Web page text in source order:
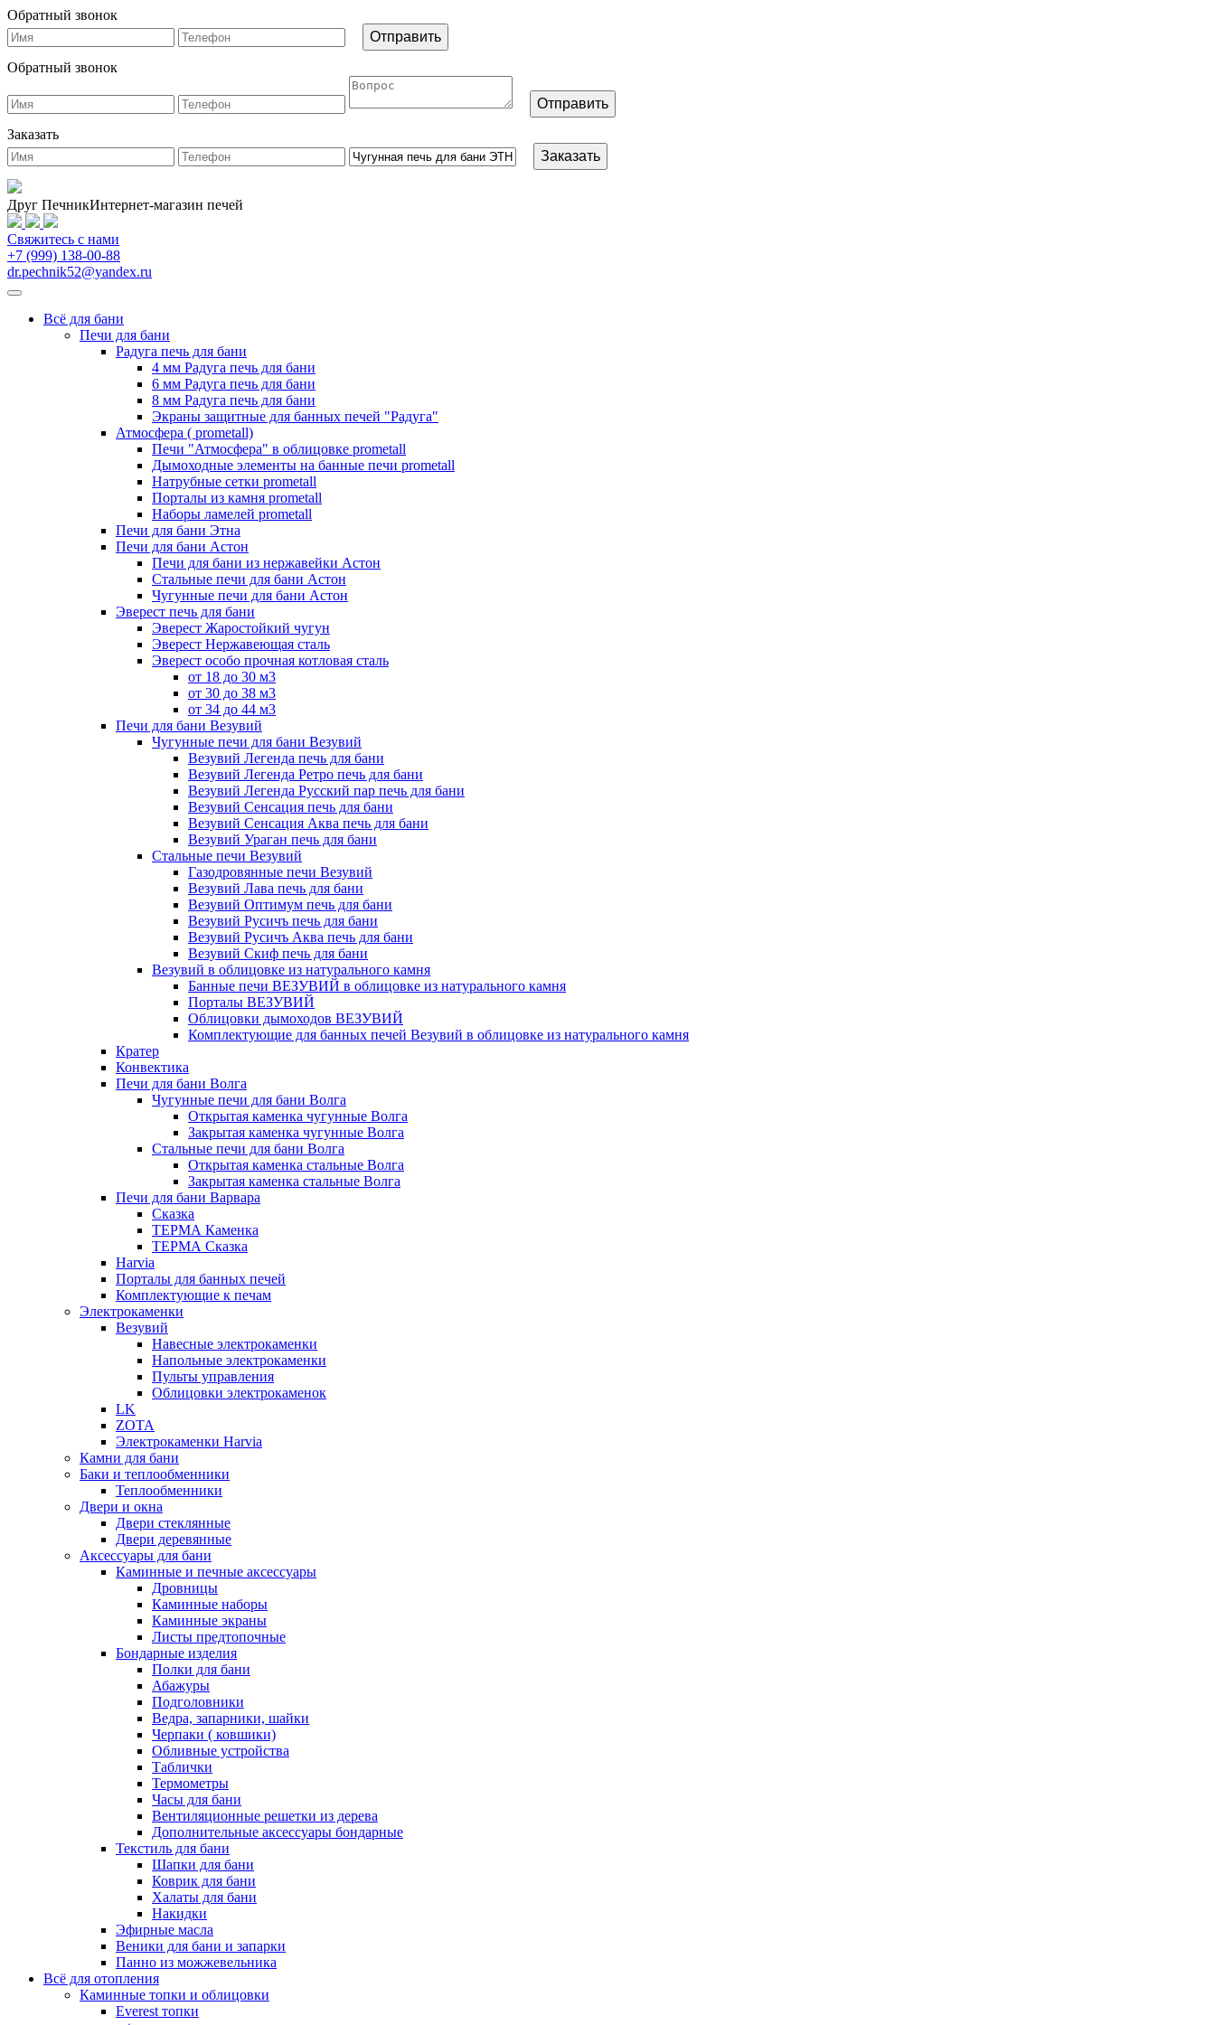
Обратный звонок
Обратный звонок
Заказать
Друг ПечникИнтернет-магазин печей
Свяжитесь с нами
+7 (999) 138-00-88
dr.pechnik52@yandex.ru
Всё для бани
Печи для бани
Радуга печь для бани
4 мм Радуга печь для бани
6 мм Радуга печь для бани
8 мм Радуга печь для бани
Экраны защитные для банных печей "Радуга"
Атмосфера ( prometall)
Печи "Атмосфера" в облицовке prometall
Дымоходные элементы на банные печи prometall
Натрубные сетки prometall
Порталы из камня prometall
Наборы ламелей prometall
Печи для бани Этна
Печи для бани Астон
Печи для бани из нержавейки Астон
Стальные печи для бани Астон
Чугунные печи для бани Астон
Эверест печь для бани
Эверест Жаростойкий чугун
Эверест Нержавеющая сталь
Эверест особо прочная котловая сталь
от 18 до 30 м3
от 30 до 38 м3
от 34 до 44 м3
Печи для бани Везувий
Чугунные печи для бани Везувий
Везувий Легенда печь для бани
Везувий Легенда Ретро печь для бани
Везувий Легенда Русский пар печь для бани
Везувий Сенсация печь для бани
Везувий Сенсация Аква печь для бани
Везувий Ураган печь для бани
Стальные печи Везувий
Газодровянные печи Везувий
Везувий Лава печь для бани
Везувий Оптимум печь для бани
Везувий Русичъ печь для бани
Везувий Русичъ Аква печь для бани
Везувий Скиф печь для бани
Везувий в облицовке из натурального камня
Банные печи ВЕЗУВИЙ в облицовке из натурального камня
Порталы ВЕЗУВИЙ
Облицовки дымоходов ВЕЗУВИЙ
Комплектующие для банных печей Везувий в облицовке из натурального камня
Кратер
Конвектика
Печи для бани Волга
Чугунные печи для бани Волга
Открытая каменка чугунные Волга
Закрытая каменка чугунные Волга
Стальные печи для бани Волга
Открытая каменка стальные Волга
Закрытая каменка стальные Волга
Печи для бани Варвара
Сказка
ТЕРМА Каменка
ТЕРМА Сказка
Harvia
Порталы для банных печей
Комплектующие к печам
Электрокаменки
Везувий
Навесные электрокаменки
Напольные электрокаменки
Пульты управления
Облицовки электрокаменок
LK
ZOTA
Электрокаменки Harvia
Камни для бани
Баки и теплообменники
Теплообменники
Двери и окна
Двери стеклянные
Двери деревянные
Аксессуары для бани
Каминные и печные аксессуары
Дровницы
Каминные наборы
Каминные экраны
Листы предтопочные
Бондарные изделия
Полки для бани
Абажуры
Подголовники
Ведра, запарники, шайки
Черпаки ( ковшики)
Обливные устройства
Таблички
Термометры
Часы для бани
Вентиляционные решетки из дерева
Дополнительные аксессуары бондарные
Текстиль для бани
Шапки для бани
Коврик для бани
Халаты для бани
Накидки
Эфирные масла
Веники для бани и запарки
Панно из можжевельника
Всё для отопления
Каминные топки и облицовки
Everest топки